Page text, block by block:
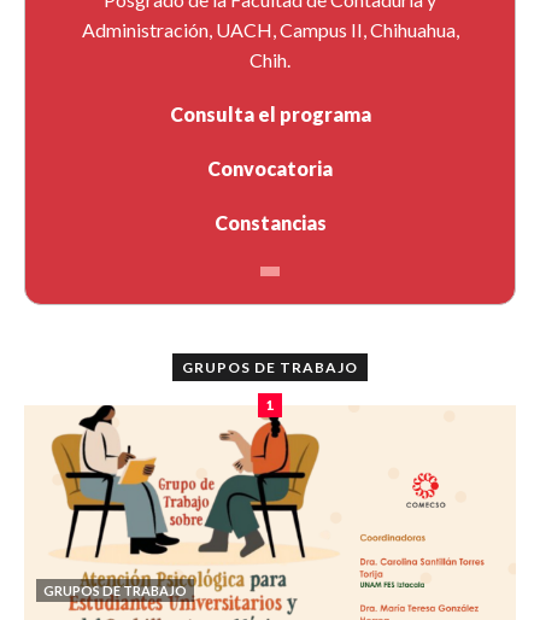
Administración, UACH, Campus II, Chihuahua,
Chih.
Consulta el programa
Convocatoria
Constancias
GRUPOS DE TRABAJO
1
GRUPOS DE TRABAJO